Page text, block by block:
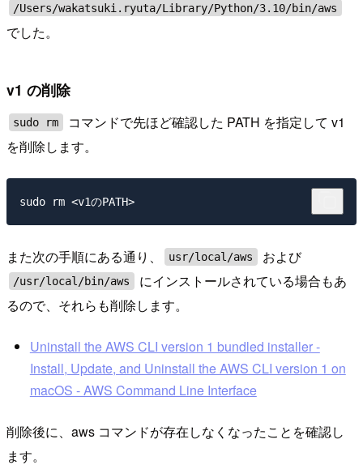
/Users/wakatsuki.ryuta/Library/Python/3.10/bin/aws
でした。
v1 の削除
sudo rm
コマンドで先ほど確認した PATH を指定して v1
を削除します。
また次の手順にある通り、 usr/local/aws および
/usr/local/bin/aws
にインストールされている場合もあ
るので、それらも削除します。
Uninstall the AWS CLI version 1 bundled installer -
Install, Update, and Uninstall the AWS CLI version 1 on
macOS - AWS Command Line Interface
削除後に、aws コマンドが存在しなくなったことを確認し
ます。